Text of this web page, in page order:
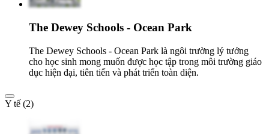
The Dewey Schools - Ocean Park
The Dewey Schools - Ocean Park là ngôi trường lý tưởng
cho học sinh mong muốn được học tập trong môi trường giáo
dục hiện đại, tiên tiến và phát triển toàn diện.
Y tế (2)